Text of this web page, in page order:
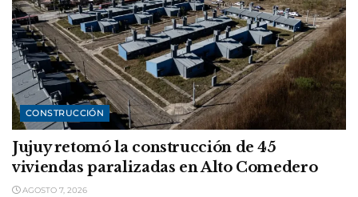
CONSTRUCCIÓN
Jujuy retomó la construcción de 45
viviendas paralizadas en Alto Comedero
AGOSTO 7, 2026